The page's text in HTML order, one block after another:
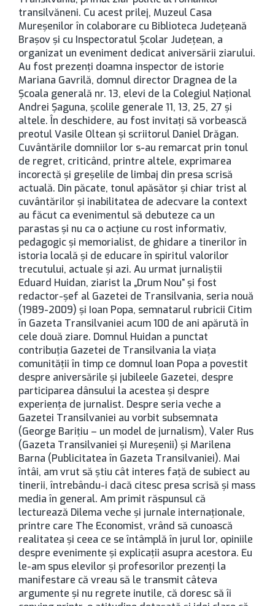
transilvăneni. Cu acest prilej, Muzeul Casa
Mureşenilor în colaborare cu Biblioteca Judeţeană
Braşov şi cu Inspectoratul Şcolar Judeţean, a
organizat un eveniment dedicat aniversării ziarului.
Au fost prezenţi doamna inspector de istorie
Mariana Gavrilă, domnul director Dragnea de la
Şcoala generală nr. 13, elevi de la Colegiul Naţional
Andrei Şaguna, şcolile generale 11, 13, 25, 27 şi
altele. În deschidere, au fost invitaţi să vorbească
preotul Vasile Oltean şi scriitorul Daniel Drăgan.
Cuvântările domniilor lor s-au remarcat prin tonul
de regret, criticând, printre altele, exprimarea
incorectă şi greşelile de limbaj din presa scrisă
actuală. Din păcate, tonul apăsător şi chiar trist al
cuvântărilor şi inabilitatea de adecvare la context
au făcut ca evenimentul să debuteze ca un
parastas şi nu ca o acţiune cu rost informativ,
pedagogic şi memorialist, de ghidare a tinerilor în
istoria locală şi de educare în spiritul valorilor
trecutului, actuale şi azi. Au urmat jurnaliştii
Eduard Huidan, ziarist la „Drum Nou” şi fost
redactor-şef al Gazetei de Transilvania, seria nouă
(1989-2009) şi Ioan Popa, semnatarul rubricii Citim
în Gazeta Transilvaniei acum 100 de ani apărută în
cele două ziare. Domnul Huidan a punctat
contribuţia Gazetei de Transilvania la viaţa
comunităţii în timp ce domnul Ioan Popa a povestit
despre aniversările şi jubileele Gazetei, despre
participarea dânsului la acestea şi despre
experienţa de jurnalist. Despre seria veche a
Gazetei Transilvaniei au vorbit subsemnata
(George Bariţiu – un model de jurnalism), Valer Rus
(Gazeta Transilvaniei şi Mureşenii) şi Marilena
Barna (Publicitatea în Gazeta Transilvaniei). Mai
întâi, am vrut să ştiu cât interes faţă de subiect au
tinerii, întrebându-i dacă citesc presa scrisă şi mass
media în general. Am primit răspunsul că
lecturează Dilema veche şi jurnale internaţionale,
printre care The Economist, vrând să cunoască
realitatea şi ceea ce se întâmplă în jurul lor, opiniile
despre evenimente şi explicaţii asupra acestora. Eu
le-am spus elevilor şi profesorilor prezenţi la
manifestare că vreau să le transmit câteva
argumente şi nu regrete inutile, că doresc să îi